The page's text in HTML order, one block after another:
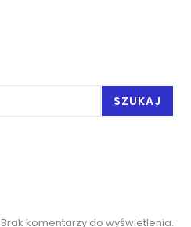
SZUKAJ
Brak komentarzy do wyświetlenia.